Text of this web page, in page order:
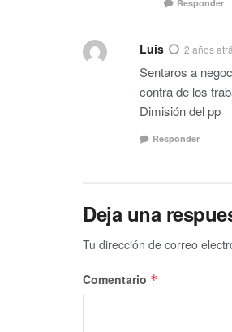
Responder
Luis 2 años
Sentaros a
contra de los
Dimisión del pp
Responder
Deja una
Tu dirección de correo
Comentario *